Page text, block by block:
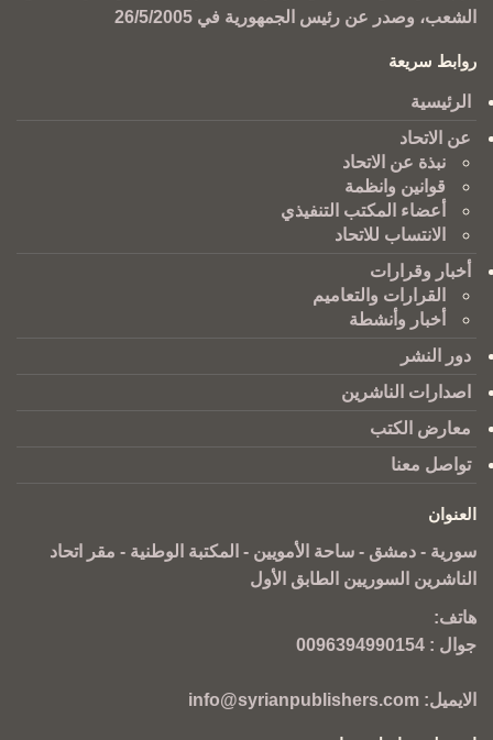
الشعب، وصدر عن رئيس الجمهورية في 26/5/2005
روابط سريعة
الرئيسية
عن الاتحاد
نبذة عن الاتحاد
قوانين وانظمة
أعضاء المكتب التنفيذي
الانتساب للاتحاد
أخبار وقرارات
القرارات والتعاميم
أخبار وأنشطة
دور النشر
اصدارات الناشرين
معارض الكتب
تواصل معنا
العنوان
سورية - دمشق - ساحة الأمويين - المكتبة الوطنية - مقر اتحاد
الناشرين السوريين الطابق الأول
هاتف:
جوال : 0096394990154
الايميل: info@syrianpublishers.com